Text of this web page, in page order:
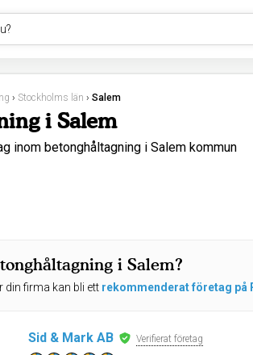
› Stockholms län › Salem
i Salem
inom betonghåltagning i Salem kommun
i Salem?
din firma kan bli ett rekommenderat företag på
Sid & Mark AB Verifierat företag